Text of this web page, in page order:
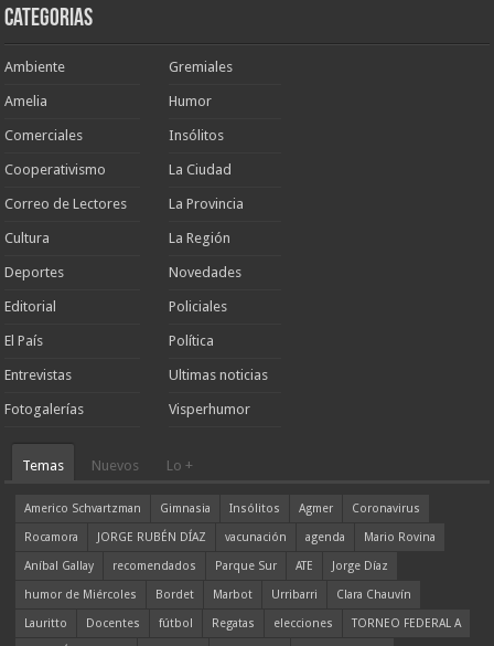
Categorias
Ambiente
Amelia
Comerciales
Cooperativismo
Correo de Lectores
Cultura
Deportes
Editorial
El País
Entrevistas
Fotogalerías
Gremiales
Humor
Insólitos
La Ciudad
La Provincia
La Región
Novedades
Policiales
Política
Ultimas noticias
Visperhumor
Temas Nuevos Lo +
Americo Schvartzman Gimnasia Insólitos Agmer
Coronavirus
Rocamora
JORGE RUBÉN DÍAZ vacunación agenda
Mario Rovina
Aníbal Gallay
recomendados Parque Sur ATE
Jorge Díaz
humor de Miércoles
Bordet Marbot Urribarri
Clara Chauvín
Lauritto
Docentes fútbol Regatas elecciones
TORNEO FEDERAL A